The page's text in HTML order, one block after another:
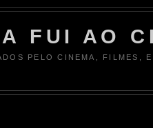
FUI AO
PELO CINEMA, FILMES,